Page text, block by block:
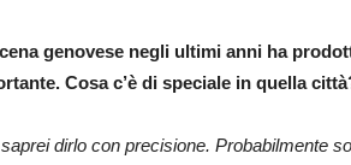
genovese negli ultimi anni ha
Cosa c’è di speciale in quella
dirlo con precisione. Probabilmente